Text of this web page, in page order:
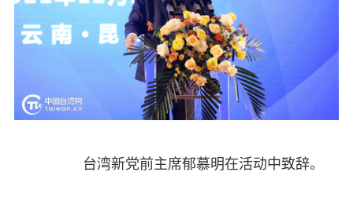
台湾新党前主席郁慕明在活动中致辞。